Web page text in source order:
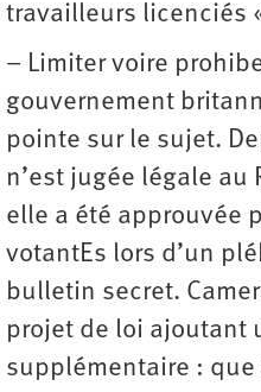
travailleurs licenciés
– Limiter voire
gouvernement
pointe sur le sujet.
n’est jugée légale au
elle a été approuvée
votantEs lors d’un
bulletin secret.
projet de loi ajoutant
supplémentaire : que